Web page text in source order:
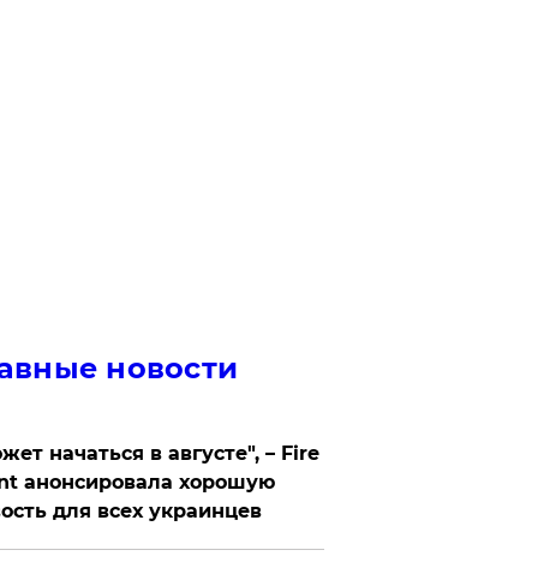
новости
начаться в августе", – Fire
анонсировала хорошую
для всех украинцев